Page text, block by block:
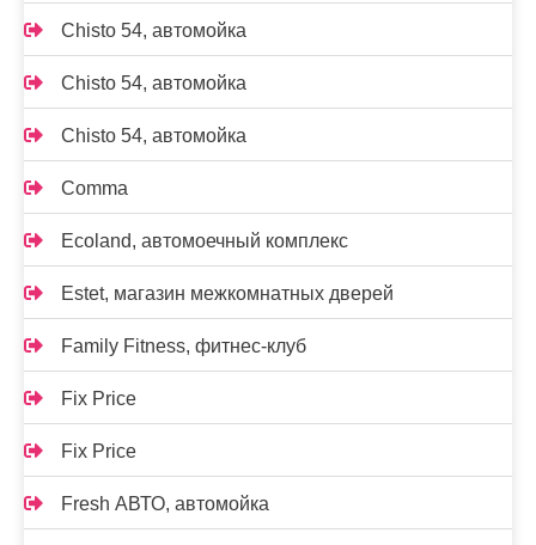
Chisto 54, автомойка
Chisto 54, автомойка
Chisto 54, автомойка
Comma
Ecoland, автомоечный комплекс
Estet, магазин межкомнатных дверей
Family Fitness, фитнес-клуб
Fix Price
Fix Price
Fresh АВТО, автомойка